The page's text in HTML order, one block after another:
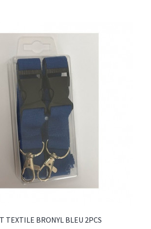
TEXTILE BRONYL BLEU 2PCS